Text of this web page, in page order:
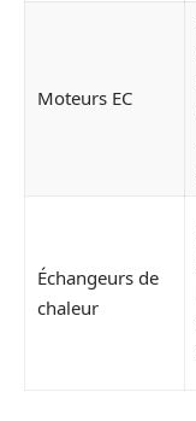
Moteurs EC
Échangeurs de
chaleur